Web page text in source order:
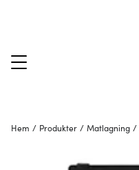
Hem / Produkter / Matlagning /